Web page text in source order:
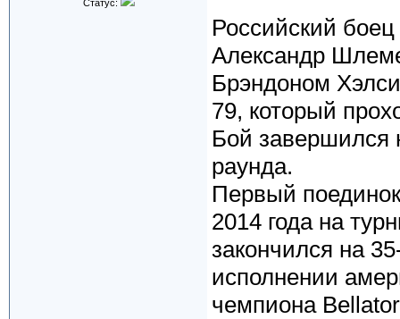
Статус:
Российский
Александр
Брэндоном
79, который
Бой завершился
раунда.
Первый
2014 года на
закончился на
исполнении
чемпиона